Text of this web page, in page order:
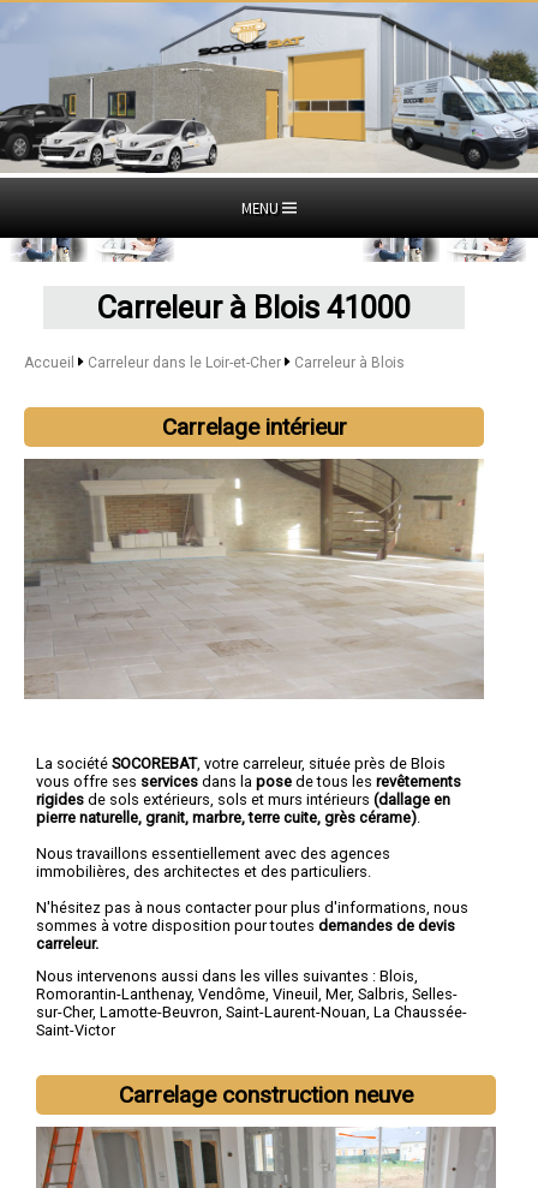
MENU
Carreleur à Blois 41000
Accueil Carreleur dans le Loir-et-Cher Carreleur à Blois
Carrelage intérieur
La société SOCOREBAT, votre carreleur, située près de Blois
vous offre ses services dans la pose de tous les revêtements
rigides de sols extérieurs, sols et murs intérieurs (dallage en
pierre naturelle, granit, marbre, terre cuite, grès cérame)
Nous travaillons essentiellement avec des agences
immobilières, des architectes et des particuliers.
N'hésitez pas à nous contacter pour plus d'informations, nous
sommes à votre disposition pour toutes demandes de devis
carreleur.
Nous intervenons aussi dans les villes suivantes : Blois,
Romorantin-Lanthenay, Vendôme, Vineuil , Mer, Salbris, Selles-
sur-Cher, Lamotte-Beuvron, Saint-Laurent-Nouan, La Chaussée-
Saint-Victor
Carrelage construction neuve